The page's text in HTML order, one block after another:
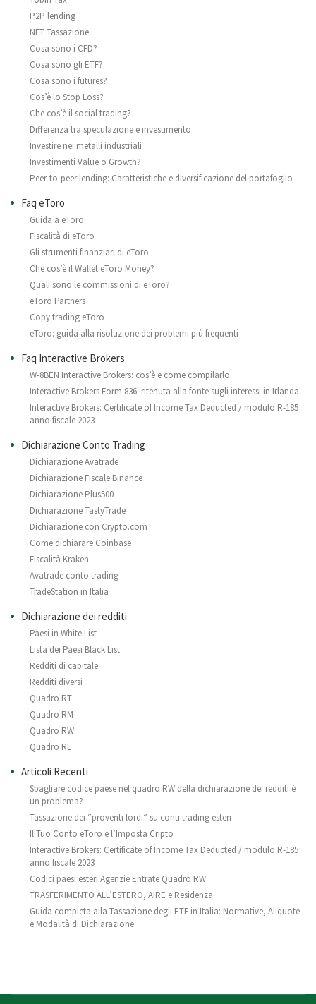
P2P lending
NFT Tassazione
Cosa sono i CFD?
Cosa sono gli ETF?
Cosa sono i futures?
Cos’è lo Stop Loss?
Che cos’è il social trading?
Differenza tra speculazione e investimento
Investire nei metalli industriali
Investimenti Value o Growth?
Peer-to-peer lending: Caratteristiche e diversificazione del portafoglio
Faq eToro
Guida a eToro
Fiscalità di eToro
Gli strumenti finanziari di eToro
Che cos’è il Wallet eToro Money?
Quali sono le commissioni di eToro?
eToro Partners
Copy trading eToro
eToro: guida alla risoluzione dei problemi più frequenti
Faq Interactive Brokers
W-8BEN Interactive Brokers: cos’è e come compilarlo
Interactive Brokers Form 836: ritenuta alla fonte sugli interessi in Irlanda
Interactive Brokers: Certificate of Income Tax Deducted / modulo R-185
anno fiscale 2023
Dichiarazione Conto Trading
Dichiarazione Avatrade
Dichiarazione Fiscale Binance
Dichiarazione Plus500
Dichiarazione TastyTrade
Dichiarazione con Crypto.com
Come dichiarare Coinbase
Fiscalità Kraken
Avatrade conto trading
TradeStation in Italia
Dichiarazione dei redditi
Paesi in White List
Lista dei Paesi Black List
Redditi di capitale
Redditi diversi
Quadro RT
Quadro RM
Quadro RW
Quadro RL
Articoli Recenti
Sbagliare codice paese nel quadro RW della dichiarazione dei redditi è
un problema?
Tassazione dei “proventi lordi” su conti trading esteri
Il Tuo Conto eToro e l’Imposta Cripto
Interactive Brokers: Certificate of Income Tax Deducted / modulo R-185
anno fiscale 2023
Codici paesi esteri Agenzie Entrate Quadro RW
TRASFERIMENTO ALL’ESTERO, AIRE e Residenza
Guida completa alla Tassazione degli ETF in Italia: Normative, Aliquote
e Modalità di Dichiarazione